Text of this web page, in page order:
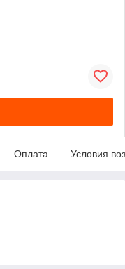
Оплата Условия